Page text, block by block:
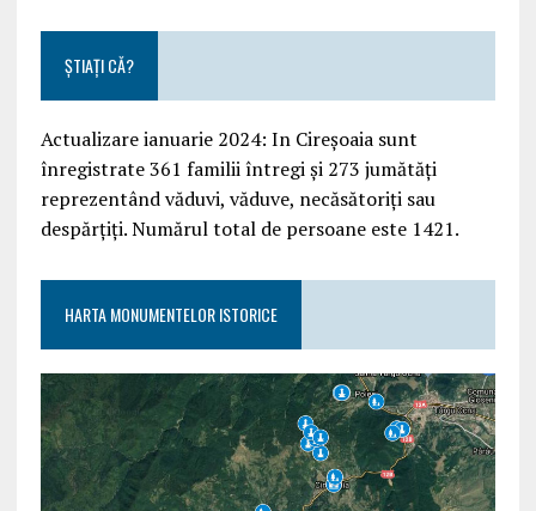
ȘTIAȚI CĂ?
Actualizare ianuarie 2024: In Cireșoaia sunt
înregistrate 361 familii întregi și 273 jumătăți
reprezentând văduvi, văduve, necăsătoriți sau
despărțiți. Numărul total de persoane este 1421.
HARTA MONUMENTELOR ISTORICE